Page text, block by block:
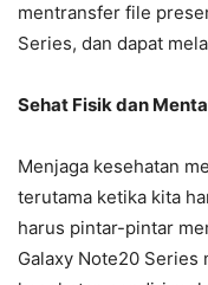
mentransfer file
Series, dan dapat
Sehat Fisik dan
Menjaga kesehatan
terutama ketika kita
harus pintar-pintar
Galaxy Note20